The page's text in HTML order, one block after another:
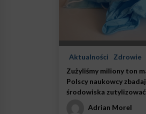
Aktualności
Zdrowie
Zużyliśmy miliony ton
Polscy naukowcy
środowiska
Adrian Morel